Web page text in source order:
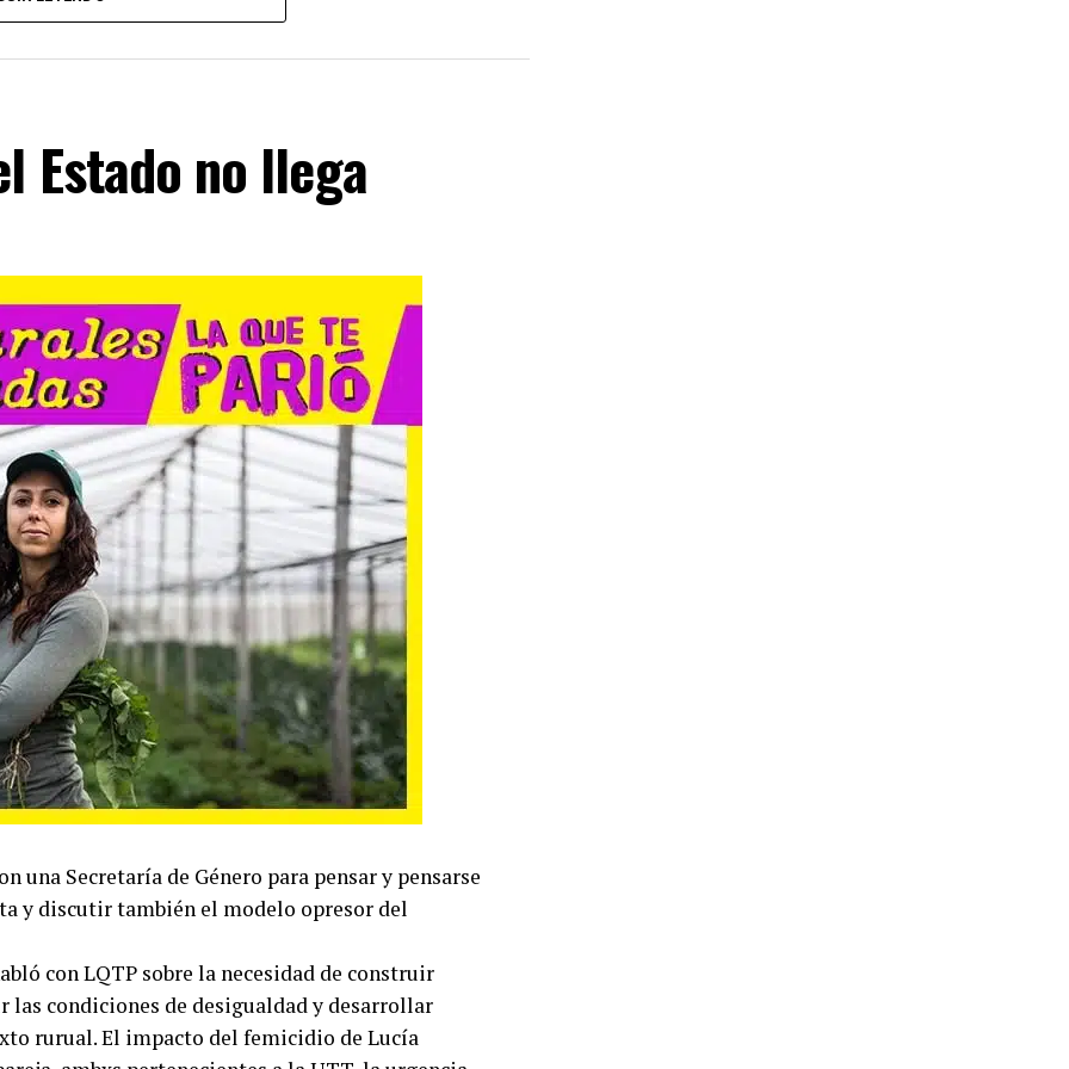
del embarazo son parte de una misma
para tu radio.
Estado no llega
una Secretaría de Género para pensar y pensarse
y discutir también el modelo opresor del
con LQTP sobre la necesidad de construir
condiciones de desigualdad y desarrollar
rurual. El impacto del femicidio de Lucía